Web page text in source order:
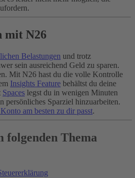
mit N26
Belastungen und trotz
sein ausreichend Geld zu sparen.
Mit N26 hast du die volle Kontrolle
Insights Feature behältst du deine
Spaces legst du in wenigen Minuten
persönliches Sparziel hinzuarbeiten.
am besten zu dir passt.
folgenden Thema